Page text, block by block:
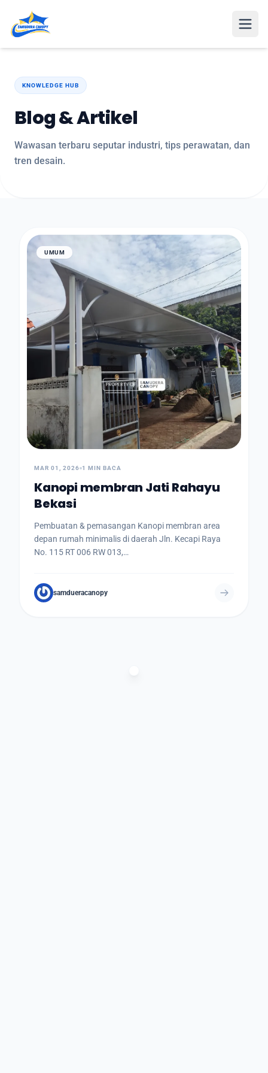
KNOWLEDGE HUB
Blog & Artikel
Wawasan terbaru seputar industri, tips perawatan, dan
tren desain.
UMUM
MAR 01, 2026 1 MIN BACA
Kanopi membran Jati Rahayu
Bekasi
Pembuatan & pemasangan Kanopi membran area
depan rumah minimalis di daerah Jln. Kecapi Raya
No. 115 RT 006 RW 013,…
samdueracanopy